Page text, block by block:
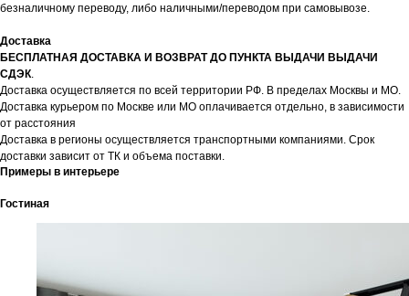
безналичному переводу, либо наличными/переводом при самовывозе.
Доставка
БЕСПЛАТНАЯ ДОСТАВКА И ВОЗВРАТ ДО ПУНКТА ВЫДАЧИ ВЫДАЧИ
СДЭК.
Доставка осуществляется по всей территории РФ. В пределах Москвы и МО.
Доставка курьером по Москве или МО оплачивается отдельно, в зависимости
от расстояния
Доставка в регионы осуществляется транспортными компаниями. Срок
доставки зависит от ТК и объема поставки.
Примеры в интерьере
Гостиная